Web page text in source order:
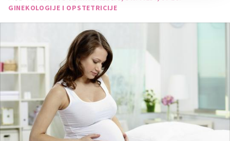
GINEKOLOGIJE I OPSTETRICIJE